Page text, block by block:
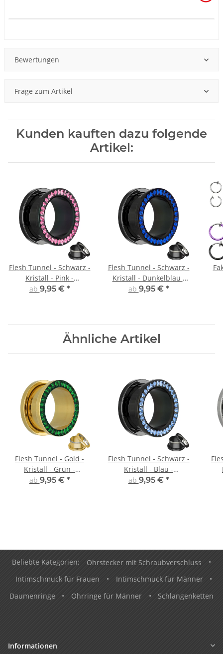
Bewertungen
Frage zum Artikel
Kunden kauften dazu folgende
Artikel:
Flesh Tunnel - Schwarz -
Kristall - Pink -
Schutzschicht
ab 9,95 € *
Flesh Tunnel - Schwarz -
Kristall - Dunkelblau -
Schutzschicht
ab 9,95 € *
Ähnliche Artikel
Flesh Tunnel - Gold -
Kristall - Grün -
Schutzschicht
ab 9,95 € *
Flesh Tunnel - Schwarz -
Kristall - Blau -
Schutzschicht
ab 9,95 € *
Beliebte Kategorien: Ohrstecker mit Schraubverschluss
•
Intimschmuck für Frauen
• Intimschmuck für Männer
•
Daumenringe
• Ohrringe für Männer • Schlangenketten
Informationen